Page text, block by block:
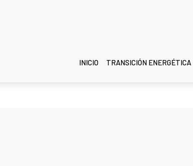
INICIO TRANSICIÓN ENERGÉTICA